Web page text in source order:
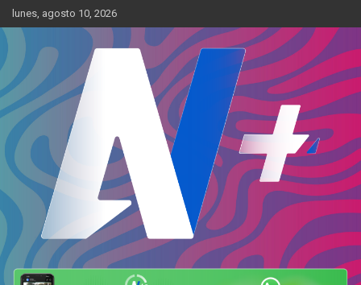
Skip
to
content
lunes, agosto 10, 2026
AN Más
Más cerca de ti